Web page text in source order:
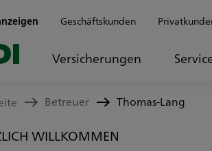
Geschäftskunden
Versicherungen
Betreuer Thomas-Lang
WILLKOMMEN